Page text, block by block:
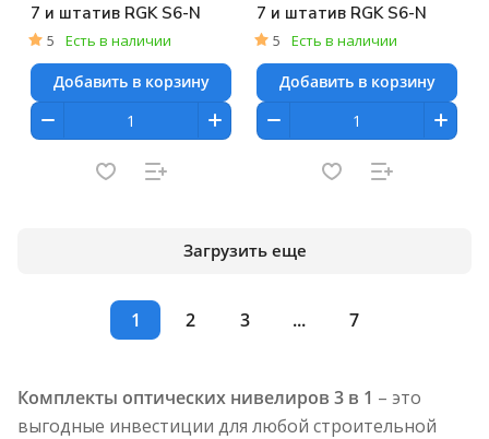
7 и штатив RGK S6-N
5 Есть в наличии
Добавить в корзину
7 и штатив RGK S6-N
5 Есть в наличии
Добавить в корзину
Загрузить еще
1 2 3 ... 7
Комплекты оптических нивелиров 3 в 1 – это
выгодные инвестиции для любой строительной